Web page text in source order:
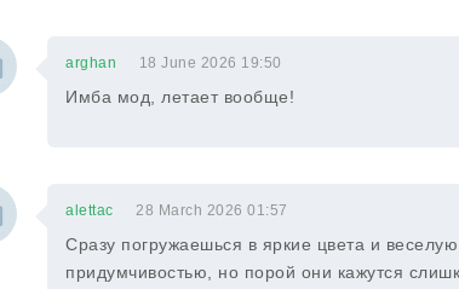
arghan 18 June 2026 19:50
Имба мод, летает вообще!
alettac 28 March 2026 01:57
Сразу погружаешься в яркие цвета и
придумчивостью, но порой они кажутся